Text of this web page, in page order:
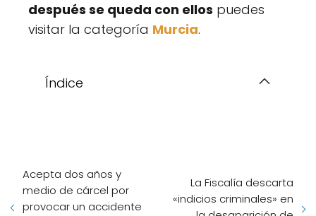
después se queda con ellos puedes
visitar la categoría Murcia.
Índice
Acepta dos años y
medio de cárcel por
provocar un accidente
La Fiscalía descarta
«indicios criminales» en